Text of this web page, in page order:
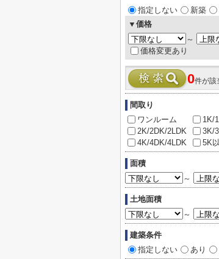
指定しない 新築
▼価格
～
価格変更あり
0件が該
間取り
ワンルーム
1K/
2K/2DK/2LDK
3K/
4K/4DK/4LDK
5K
面積
～
土地面積
～
建築条件
指定しない
あり